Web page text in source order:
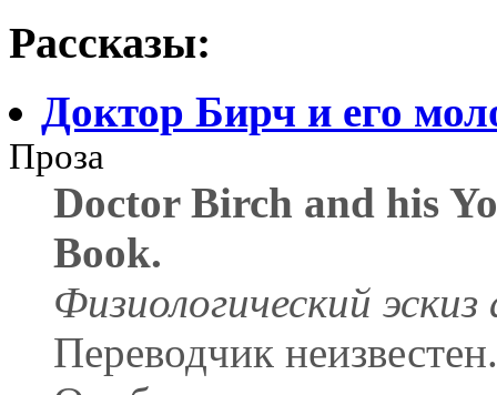
Рассказы:
Доктор Бирч и его
Проза
Doctor Birch and his
Book.
Физиологический
Переводчик неизвестен.